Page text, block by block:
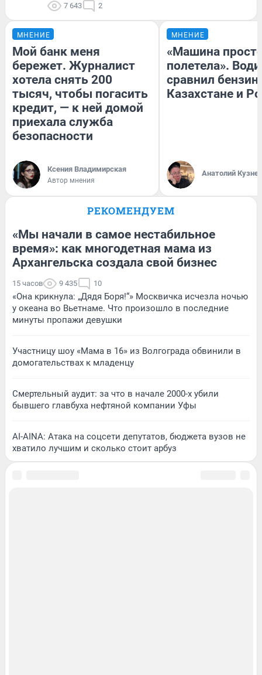
7 643 2
МНЕНИЕ
Мой банк меня
бережет. Журналист
хотела снять 200
тысяч, чтобы погасить
кредит, — к ней домой
приехала служба
безопасности
Ксения Владимирская
Автор мнения
МНЕНИЕ
«Машина
полетела».
сравнил бензин
Казахстане и
Анатолий
РЕКОМЕНДУЕМ
«Мы начали в самое нестабильное
время»: как многодетная мама из
Архангельска создала свой бизнес
15 часов 9 435 10
«Она крикнула: „Дядя Боря!“» Москвичка исчезла ночью
у океана во Вьетнаме. Что произошло в последние
минуты пропажи девушки
Участницу шоу «Мама в 16» из Волгограда обвинили в
домогательствах к младенцу
Смертельный аудит: за что в начале 2000-х убили
бывшего главбуха нефтяной компании Уфы
AI-AINA: Атака на соцсети депутатов, бюджета вузов не
хватило лучшим и сколько стоит арбуз